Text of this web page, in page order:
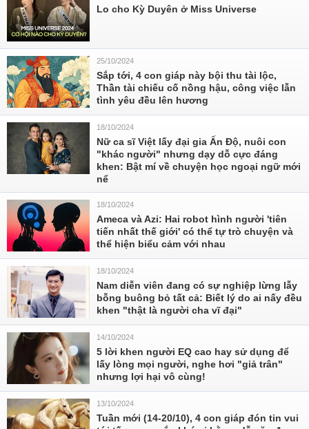
Lo cho Kỳ Duyên ở Miss Universe
25/10/2024
Sắp tới, 4 con giáp này bội thu tài lộc,
Thần tài chiếu cố nồng hậu, công việc lẫn
tình yêu đều lên hương
18/10/2024
Nữ ca sĩ Việt lấy đại gia Ấn Độ, nuôi con
"khác người" nhưng dạy dỗ cực đáng
khen: Bật mí về chuyện học ngoại ngữ mới
nể
18/10/2024
Ameca và Azi: Hai robot hình người 'tiên
tiến nhất thế giới' có thể tự trò chuyện và
thể hiện biểu cảm với nhau
18/10/2024
Nam diễn viên đang có sự nghiệp lừng lẫy
bỗng buông bỏ tất cả: Biết lý do ai nấy đều
khen "thật là người cha vĩ đại"
14/10/2024
5 lời khen người EQ cao hay sử dụng để
lấy lòng mọi người, nghe hơi "giả trân"
nhưng lợi hại vô cùng!
13/10/2024
Tuần mới (14-20/10), 4 con giáp đón tin vui